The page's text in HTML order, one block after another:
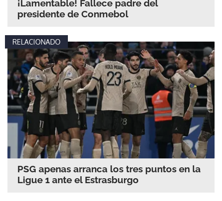
¡Lamentable! Fallece padre del
presidente de Conmebol
RELACIONADO
PSG apenas arranca los tres puntos en la
Ligue 1 ante el Estrasburgo